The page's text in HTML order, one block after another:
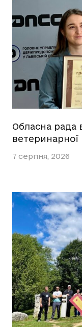
Обласна рада
7 серпня, 2026